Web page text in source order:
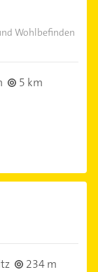
Wohlbefinden
5 km
234 m